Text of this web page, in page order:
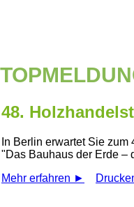
48.
In Berlin erwartet Sie
Das Bauhaus der Erde –
Mehr erfahren ►